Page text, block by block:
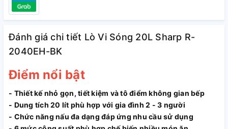
Đánh giá chi tiết Lò Vi Sóng 20L Sharp R-
2040EH-BK
Điểm nổi bật
- Thiết kế nhỏ gọn, tiết kiệm và tô điểm không gian bếp
- Dung tích 20 lít phù hợp với gia đình 2 - 3 người
- Chức năng nấu đa dạng đáp ứng nhu cầu sử dụng